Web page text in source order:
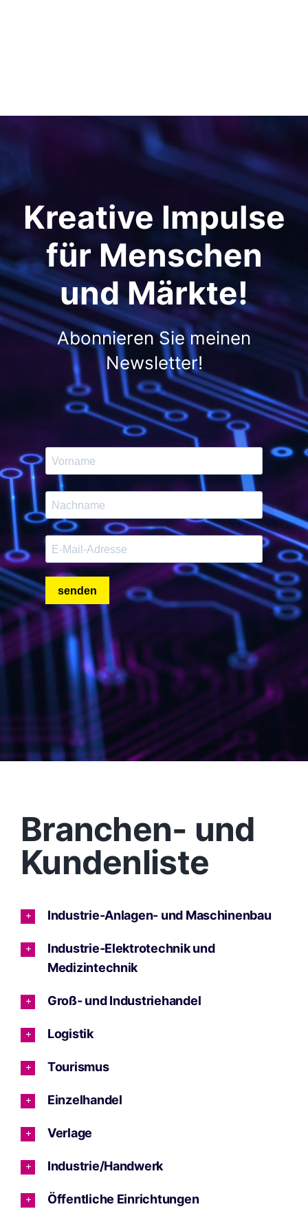
Kreative Impulse
für Menschen
und Märkte!
Abonnieren Sie meinen
Newsletter!
Branchen- und
Kundenliste
Industrie-Anlagen- und Maschinenbau
Industrie-Elektrotechnik und
Medizintechnik
Groß- und Industriehandel
Logistik
Tourismus
Einzelhandel
Verlage
Industrie/Handwerk
Öffentliche Einrichtungen